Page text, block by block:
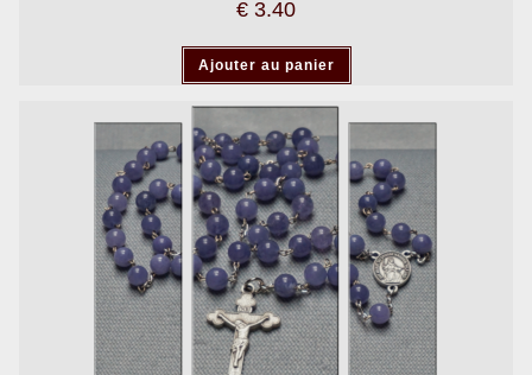
€ 3.40
Ajouter au panier